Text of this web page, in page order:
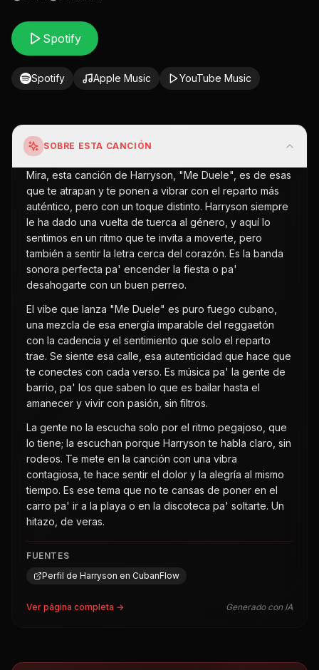
Spotify
Spotify Apple Music YouTube Music
SOBRE ESTA CANCIÓN
Mira, esta canción de Harryson, "Me Duele", es de esas
que te atrapan y te ponen a vibrar con el reparto más
auténtico, pero con un toque distinto. Harryson siempre
le ha dado una vuelta de tuerca al género, y aquí lo
sentimos en un ritmo que te invita a moverte, pero
también a sentir la letra cerca del corazón. Es la banda
sonora perfecta pa' encender la fiesta o pa'
desahogarte con un buen perreo.
El vibe que lanza "Me Duele" es puro fuego cubano,
una mezcla de esa energía imparable del reggaetón
con la cadencia y el sentimiento que solo el reparto
trae. Se siente esa calle, esa autenticidad que hace que
te conectes con cada verso. Es música pa' la gente de
barrio, pa' los que saben lo que es bailar hasta el
amanecer y vivir con pasión, sin filtros.
La gente no la escucha solo por el ritmo pegajoso, que
lo tiene; la escuchan porque Harryson te habla claro, sin
rodeos. Te mete en la canción con una vibra
contagiosa, te hace sentir el dolor y la alegría al mismo
tiempo. Es ese tema que no te cansas de poner en el
carro pa' ir a la playa o en la discoteca pa' soltarte. Un
hitazo, de veras.
FUENTES
Perfil de Harryson en CubanFlow
Ver página completa → Generado con IA